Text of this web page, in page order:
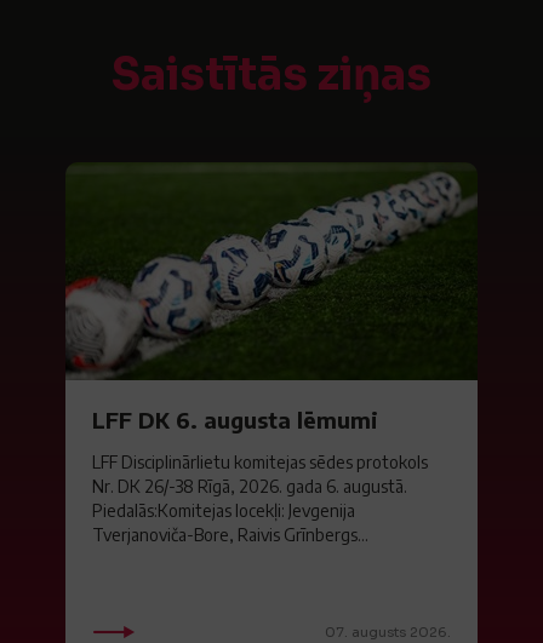
Saistītās ziņas
LFF DK 6. augusta lēmumi
LFF Disciplinārlietu komitejas sēdes protokols
Nr. DK 26/-38 Rīgā, 2026. gada 6. augustā.
Piedalās:Komitejas locekļi: Jevgenija
Tverjanoviča-Bore, Raivis Grīnbergs...
07. augusts 2026.